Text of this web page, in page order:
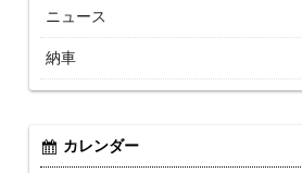
ニュース
納車
カレンダー